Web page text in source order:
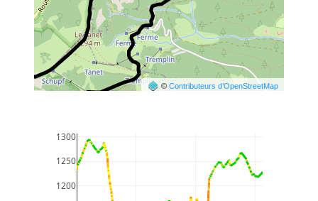
©Contributeurs d’OpenStreetMap
1200
1250
1300